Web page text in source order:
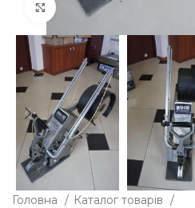
Клацніть, щоб збільшити
Головна
Каталог товарів